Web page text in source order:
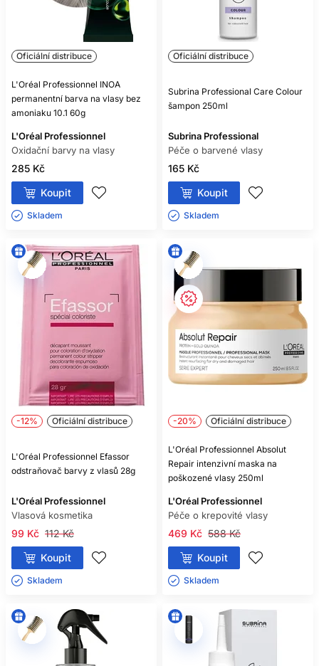
Oficiální distribuce
L'Oréal Professionnel INOA
permanentní barva na vlasy bez
amoniaku 10.1 60g
L'Oréal Professionnel
Oxidační barvy na vlasy
285 Kč
Koupit
Skladem ㅤ
Oficiální distribuce
Subrina Professional Care Colour
šampon 250ml
Subrina Professional
Péče o barvené vlasy
165 Kč
Koupit
Skladem ㅤ
-12% Oficiální distribuce
L'Oréal Professionnel Efassor
odstraňovač barvy z vlasů 28g
L'Oréal Professionnel
Vlasová kosmetika
112 Kč
99 Kč
Koupit
Skladem ㅤ
-20% Oficiální distribuce
L'Oréal Professionnel Absolut
Repair intenzivní maska ​​na
poškozené vlasy 250ml
L'Oréal Professionnel
Péče o krepovité vlasy
588 Kč
469 Kč
Koupit
Skladem ㅤ